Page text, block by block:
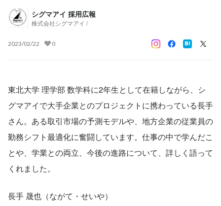
シグマアイ 採用広報
株式会社シグマアイ /
2023/02/22 0
東北大学 理学部 数学科に2年生として在籍しながら、シ
グマアイで大手企業とのプロジェクトに携わっている長手
さん。ある取引市場の予測モデルや、地方企業の従業員の
勤務シフト最適化に奮闘しています。仕事の中で学んだこ
とや、学業との両立、今後の進路について、詳しく語って
くれました。
長手 晟也（ながて・せいや）